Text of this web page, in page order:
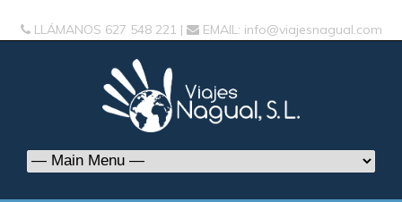
LLÁMANOS 627 548 221 | EMAIL: info@viajesnagual.com